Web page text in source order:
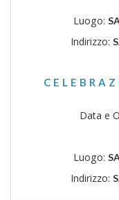
Luogo:
Indirizzo:
Data e
Luogo:
Indirizzo: